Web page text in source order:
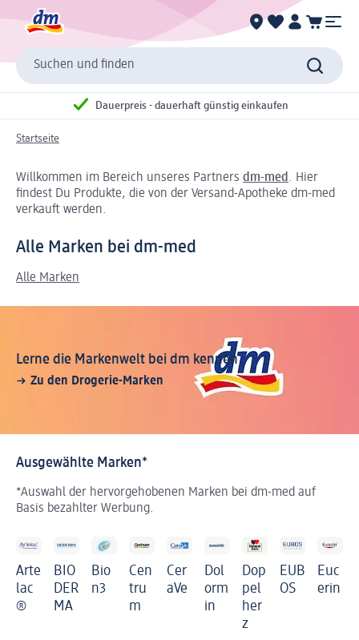
Suchen und finden
Dauerpreis - dauerhaft günstig einkaufen
Startseite
Willkommen im Bereich unseres Partners dm-med . Hier
findest Du Produkte, die von der Versand-Apotheke dm-med
verkauft werden.
Alle Marken bei dm-med
Alle Marken
Lerne die Markenwelt bei dm kennen
Zu den Drogerie-Marken
Ausgewählte Marken*
*Auswahl der hervorgehobenen Marken bei dm-med auf
Basis bezahlter Werbung.
Arte
lac
®
BIO
DER
MA
Bio
n3
Cen
tru
m
Cer
aVe
Dol
orm
in
Dop
pel
her
z
EUB
OS
Euc
erin